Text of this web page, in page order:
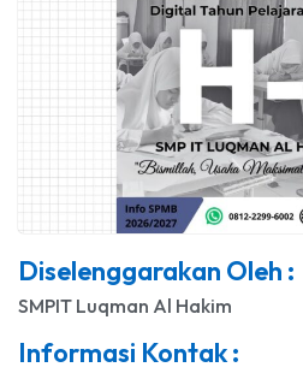
Diselenggarakan Oleh :
SMPIT Luqman Al Hakim
Informasi Kontak :